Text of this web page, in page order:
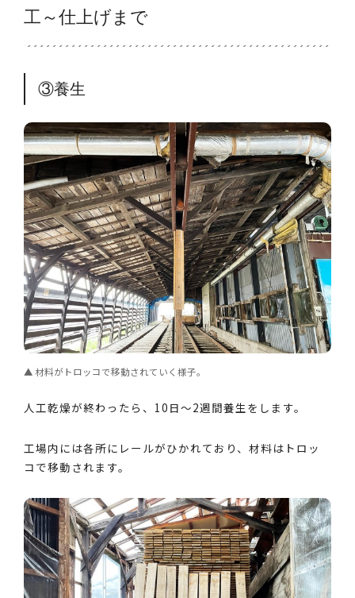
工～仕上げまで
③養生
材料がトロッコで移動されていく様子。
人工乾燥が終わったら、10日～2週間養生をします。
工場内には各所にレールがひかれており、材料はトロッ
コで移動されます。